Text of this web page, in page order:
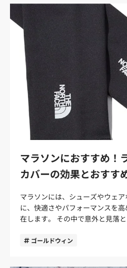
マラソンにおすすめ！
カバーの効果とおすす
マラソンには、シューズやウェ
に、快適さやパフォーマンスを
在します。 その中で意外と見落とされがちなアイテムが
ましたが、使っていくうちに筋
ゴールドウィン